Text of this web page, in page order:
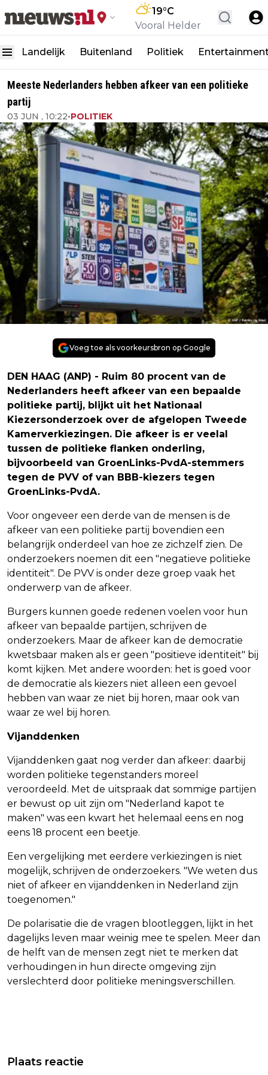
19°C
Vooral Helder
Landelijk Buitenland Politiek
Meeste Nederlanders hebben afkeer van een politieke
partij
03 JUN , 10:22•POLITIEK
Voeg toe als voorkeursbron op Google
DEN HAAG (ANP) - Ruim 80 procent van de
Nederlanders heeft afkeer van een bepaalde
politieke partij, blijkt uit het Nationaal
Kiezersonderzoek over de afgelopen Tweede
Kamerverkiezingen. Die afkeer is er veelal
tussen de politieke flanken onderling,
bijvoorbeeld van GroenLinks-PvdA-stemmers
tegen de PVV of van BBB-kiezers tegen
GroenLinks-PvdA.
Voor ongeveer een derde van de mensen is de
afkeer van een politieke partij bovendien een
belangrijk onderdeel van hoe ze zichzelf zien. De
onderzoekers noemen dit een "negatieve politieke
identiteit". De PVV is onder deze groep vaak het
onderwerp van de afkeer.
Burgers kunnen goede redenen voelen voor hun
afkeer van bepaalde partijen, schrijven de
onderzoekers. Maar de afkeer kan de democratie
kwetsbaar maken als er geen "positieve identiteit" bij
komt kijken. Met andere woorden: het is goed voor
de democratie als kiezers niet alleen een gevoel
hebben van waar ze niet bij horen, maar ook van
waar ze wel bij horen.
Vijanddenken
Vijanddenken gaat nog verder dan afkeer: daarbij
worden politieke tegenstanders moreel
veroordeeld. Met de uitspraak dat sommige partijen
er bewust op uit zijn om "Nederland kapot te
maken" was een kwart het helemaal eens en nog
eens 18 procent een beetje.
Een vergelijking met eerdere verkiezingen is niet
mogelijk, schrijven de onderzoekers. "We weten dus
niet of afkeer en vijanddenken in Nederland zijn
toegenomen."
De polarisatie die de vragen blootleggen, lijkt in het
dagelijks leven maar weinig mee te spelen. Meer dan
de helft van de mensen zegt niet te merken dat
verhoudingen in hun directe omgeving zijn
verslechterd door politieke meningsverschillen.
GOOGLE AI-SAMENVATTINGEN
MEESTE NEDERLANDERS HEBBEN
Plaats reactie